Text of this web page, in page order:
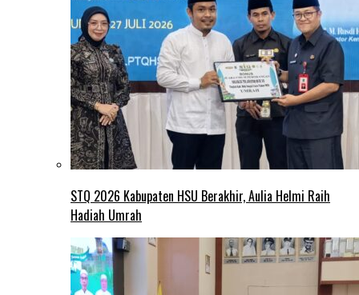
STQ 2026 Kabupaten HSU Berakhir, Aulia Helmi Raih
Hadiah Umrah